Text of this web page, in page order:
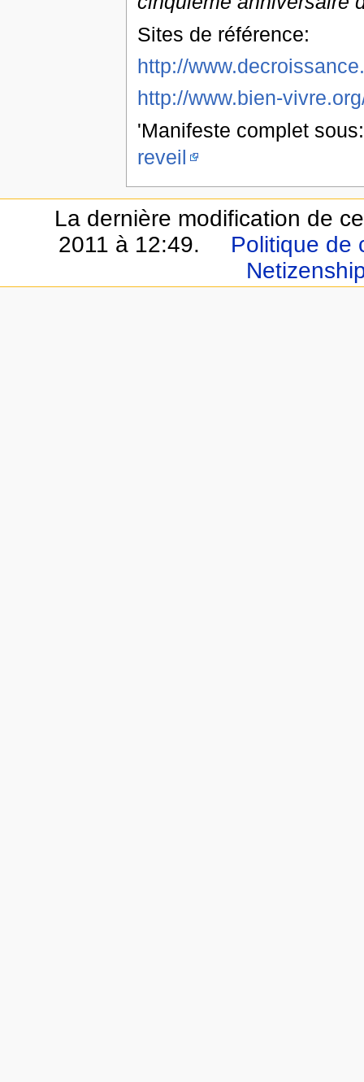
Sites de référence:
http://
http://www.bien-
'Manifeste complet
reveil
La dernière modification de
2011 à 12:49.
Politique de